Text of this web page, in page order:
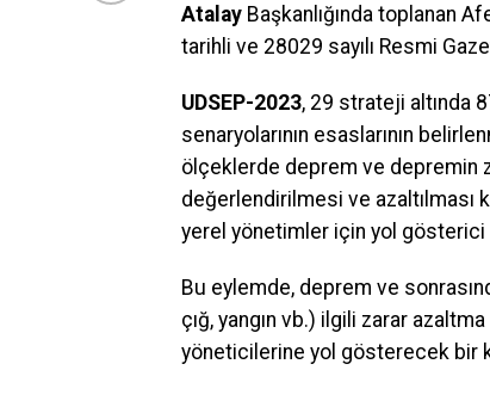
Atalay Başkanlığında toplanan
tarihli ve 28029 sayılı Resmi
UDSEP-2023, 29 strateji altında
senaryolarının esaslarının
ölçeklerde deprem ve depremin
değerlendirilmesi ve azaltılması
yerel yönetimler için yol gösterici
Bu eylemde, deprem ve
çığ, yangın vb.) ilgili zarar
yöneticilerine yol gösterecek bir